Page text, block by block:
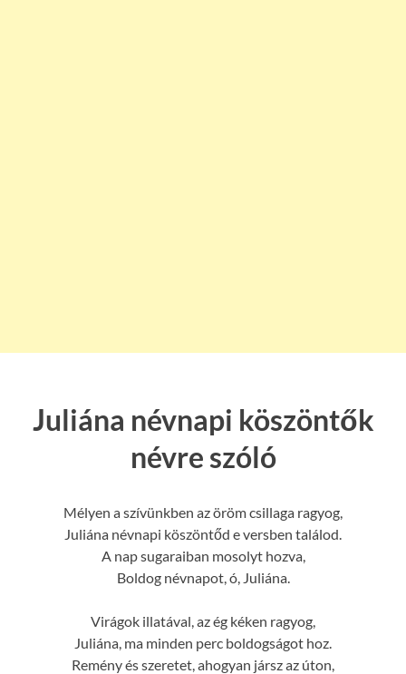
Juliána névnapi köszöntők
névre szóló
Mélyen a szívünkben az öröm csillaga ragyog,
Juliána névnapi köszöntőd e versben találod.
A nap sugaraiban mosolyt hozva,
Boldog névnapot, ó, Juliána.
Virágok illatával, az ég kéken ragyog,
Juliána, ma minden perc boldogságot hoz.
Remény és szeretet, ahogyan jársz az úton,